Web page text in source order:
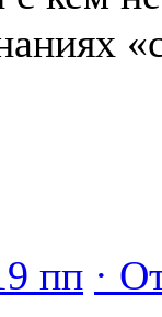
пп ·